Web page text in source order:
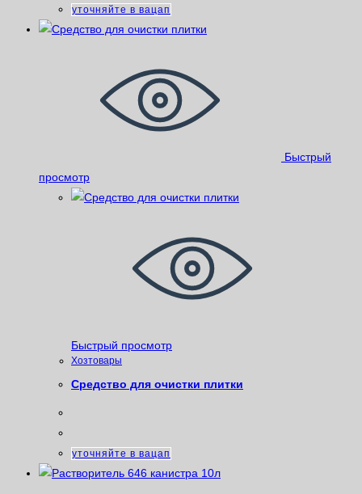
уточняйте в вацап
Быстрый
просмотр
Быстрый просмотр
Хозтовары
Средство для очистки плитки
уточняйте в вацап